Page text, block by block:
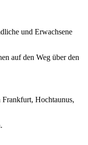
und Erwachsene
auf den Weg über den
Frankfurt, Hochtaunus,